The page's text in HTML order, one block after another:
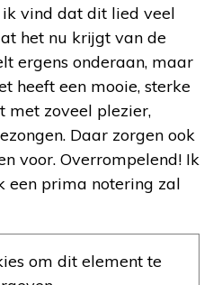
vind dat dit lied veel
het nu krijgt van de
ergens onderaan, maar
heeft een mooie, sterke
met zoveel plezier,
Daar zorgen ook
voor. Overrompelend! Ik
een prima notering zal
om dit element te